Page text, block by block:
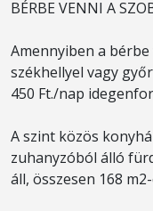
BÉRBE VENNI A
Amennyiben a
székhellyel vagy
450 Ft./nap
A szint közös
zuhanyzóból álló
áll, összesen 168